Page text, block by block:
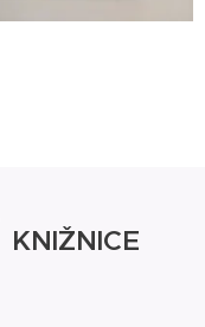
KNIŽNICE